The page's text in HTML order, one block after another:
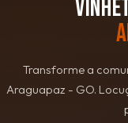
Transforme a
Araguapaz - GO.